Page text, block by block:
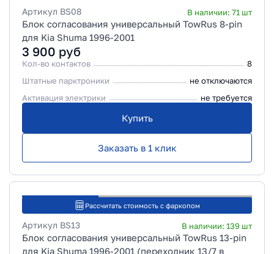
Артикул BS08 В наличии: 71 шт
Блок согласования универсальный TowRus 8-pin
для Kia Shuma 1996-2001
3 900 руб
Кол-во контактов
8
Штатные парктроники
не отключаются
Активация электрики
не требуется
Купить
Заказать в 1 клик
Рассчитать стоимость с фаркопом
Артикул BS13 В наличии: 139 шт
Блок согласования универсальный TowRus 13-pin
для Kia Shuma 1996-2001 (переходник 13/7 в